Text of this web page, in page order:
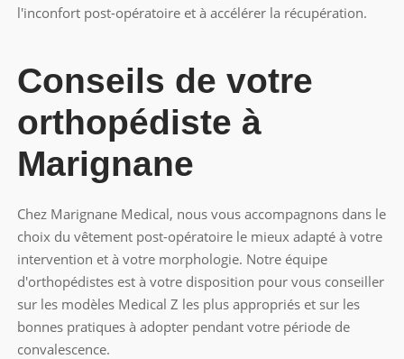
l'inconfort post-opératoire et à accélérer la récupération.
Conseils de votre
orthopédiste à
Marignane
Chez Marignane Medical, nous vous accompagnons dans le
choix du vêtement post-opératoire le mieux adapté à votre
intervention et à votre morphologie. Notre équipe
d'orthopédistes est à votre disposition pour vous conseiller
sur les modèles Medical Z les plus appropriés et sur les
bonnes pratiques à adopter pendant votre période de
convalescence.